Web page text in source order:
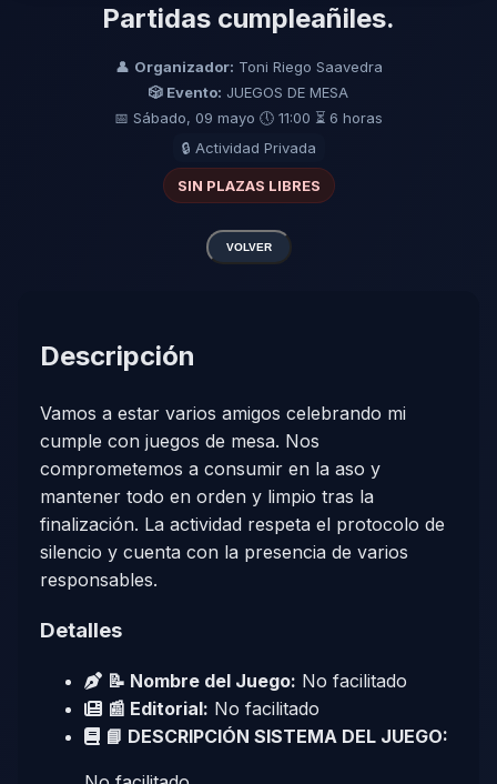
Partidas cumpleañiles.
👤 Organizador: Toni Riego Saavedra
🎲 Evento: JUEGOS DE MESA
📅 Sábado, 09 mayo 🕔 11:00 ⏳ 6 horas
🔒 Actividad Privada
SIN PLAZAS LIBRES
VOLVER
Descripción
Vamos a estar varios amigos celebrando mi
cumple con juegos de mesa. Nos
comprometemos a consumir en la aso y
mantener todo en orden y limpio tras la
finalización. La actividad respeta el protocolo de
silencio y cuenta con la presencia de varios
responsables.
Detalles
📝 Nombre del Juego: No facilitado
📰 Editorial: No facilitado
📘 DESCRIPCIÓN SISTEMA DEL JUEGO: